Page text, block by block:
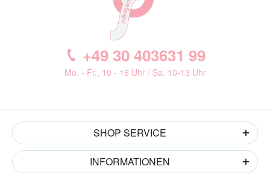
+49 30 403631 99
Mo. - Fr., 10 - 16 Uhr / Sa. 10-13 Uhr
SHOP SERVICE
INFORMATIONEN